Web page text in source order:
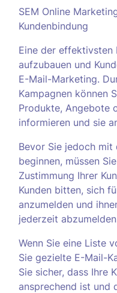
SEM Online
Kundenbindung
Eine der effektivsten
aufzubauen und
E-Mail-Marketing.
Kampagnen können
Produkte, Angebote
informieren und sie
Bevor Sie jedoch
beginnen, müssen
Zustimmung Ihrer
Kunden bitten, sich
anzumelden und
jederzeit
Wenn Sie eine Liste
Sie gezielte E-Mail-
Sie sicher, dass Ihre
ansprechend ist und